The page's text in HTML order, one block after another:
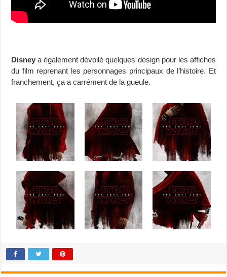
Disney a également dévoilé quelques design pour les affiches
du film reprenant les personnages principaux de l’histoire. Et
franchement, ça a carrément de la gueule.